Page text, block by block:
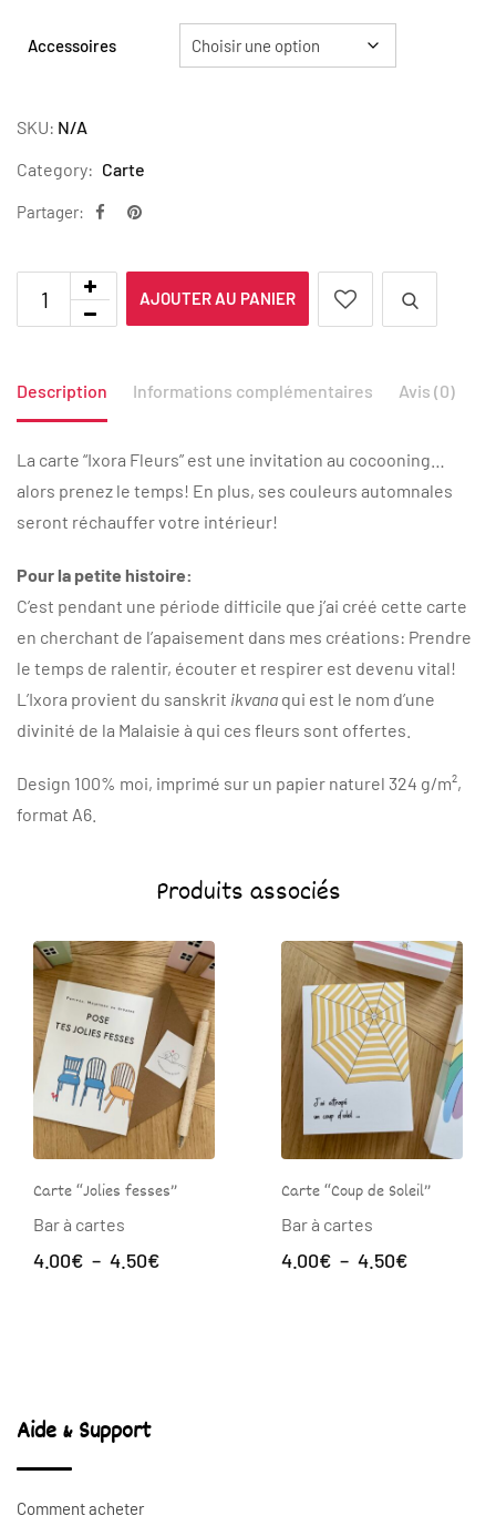
Accessoires
SKU: N/A
Category: Carte
Partager:
AJOUTER AU PANIER
Description Informations complémentaires Avis (0)
La carte “Ixora Fleurs” est une invitation au cocooning…
alors prenez le temps! En plus, ses couleurs automnales
seront réchauffer votre intérieur!
Pour la petite histoire:
C’est pendant une période difficile que j’ai créé cette carte
en cherchant de l’apaisement dans mes créations: Prendre
le temps de ralentir, écouter et respirer est devenu vital!
L’Ixora provient du sanskrit ikvana qui est le nom d’une
divinité de la Malaisie à qui ces fleurs sont offertes.
Design 100% moi, imprimé sur un papier naturel 324 g/m²,
format A6.
Produits associés
Carte “Jolies fesses”
Bar à cartes
4.00€ – 4.50€Plage
Carte “Coup de Soleil”
Bar à cartes
4.00€ – 4.50€Plage
Aide & Support
Comment acheter